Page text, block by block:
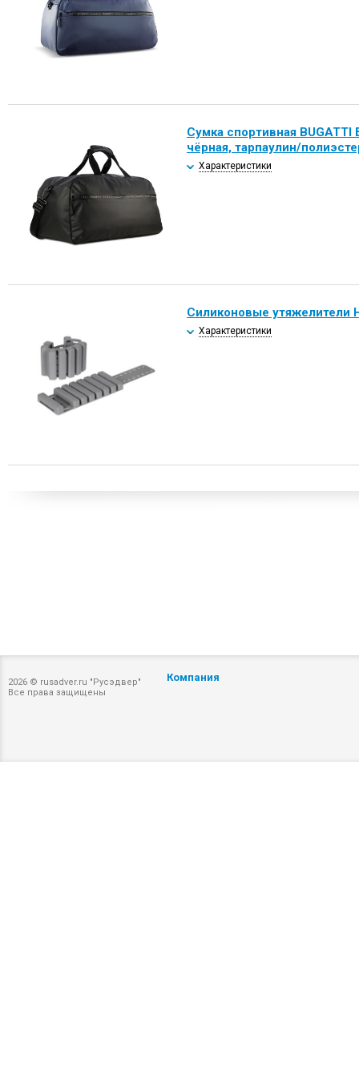
Сумка спортивная
чёрная, тарпаулин/
Характеристики
Силиконовые утяжелители
Характеристики
2026 © rusadver.ru "Русэдвер"
Все права защищены
Компания